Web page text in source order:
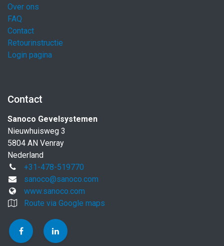
Over ons
FAQ
Contact
Retourinstructie
Login pagina
Contact
Sanoco Gevelsystemen
Nieuwhuisweg 3
5804 AN Venray
Nederland
+31-478-519770
sanoco@sanoco.com
www.sanoco.com
Route via Google maps